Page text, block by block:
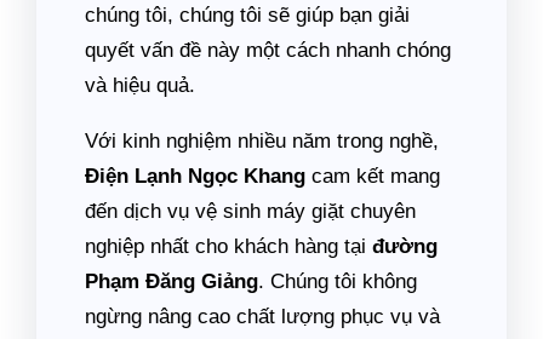
chúng tôi, chúng tôi sẽ giúp bạn giải
quyết vấn đề này một cách nhanh chóng
và hiệu quả.
Với kinh nghiệm nhiều năm trong nghề,
Điện Lạnh Ngọc Khang cam kết mang
đến dịch vụ vệ sinh máy giặt chuyên
nghiệp nhất cho khách hàng tại đường
Phạm Đăng Giảng. Chúng tôi không
ngừng nâng cao chất lượng phục vụ và